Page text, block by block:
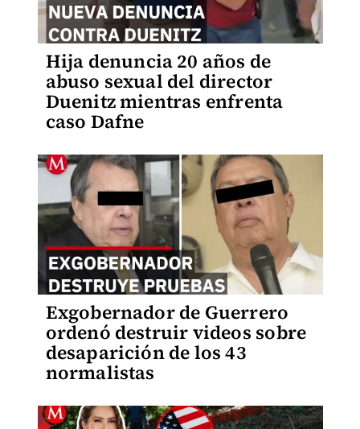
Hija denuncia 20 años de
abuso sexual del director
Duenitz mientras enfrenta
caso Dafne
Exgobernador de Guerrero
ordenó destruir videos sobre
desaparición de los 43
normalistas